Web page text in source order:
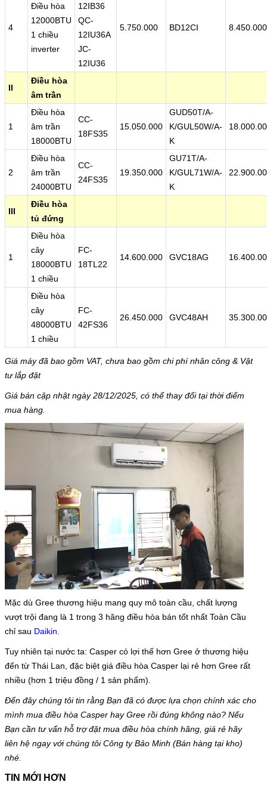
4
Điều hòa
12000BTU
1 chiều
inverter
12IB36
QC-
12IU36A
JC-
12IU36
5.750.000 BD12CI 8.450.000
II
Điều hòa
âm trần
1
Điều hòa
âm trần
18000BTU
CC-
18FS35
15.050.000
GUD50T/A-
K/GUL50W/A-
K
2
Điều hòa
âm trần
24000BTU
CC-
24FS35
19.350.000
GU71T/A-
K/GUL71W/A-
K
III
Điều hòa
tủ đứng
1
Điều hòa
cây
18000BTU
1 chiều
FC-
18TL22
14.600.000 GVC18AG
Điều hòa
cây
48000BTU
1 chiều
FC-
42FS36
26.450.000 GVC48AH
Giá máy đã bao gồm VAT, chưa bao gồm chi phí nhân công & Vật
tư lắp đặt
Giá bán cập nhật ngày 28/12/2025, có thể thay đổi tại thời điểm
mua hàng.
Mặc dù Gree thương hiệu mang quy mô toàn cầu, chất lượng
vượt trội đang là 1 trong 3 hãng điều hòa bán tốt nhất Toàn Cầu
chỉ sau Daikin
Tuy nhiên tại nước ta: Casper có lợi thế hơn Gree ở thương hiệu
đến từ Thái Lan, đặc biệt giá điều hòa Casper lại rẻ hơn Gree rất
nhiều (hơn 1 triệu đồng / 1 sản phẩm).
Đến đây chúng tôi tin rằng Bạn đã có được lựa chọn chính xác cho
mình mua điều hòa Casper hay Gree rồi đúng không nào? Nếu
Bạn cần tư vấn hỗ trợ đặt mua điều hòa chính hãng, giá rẻ hãy
liên hệ ngay với chúng tôi Công ty Bảo Minh (Bán hàng tại kho)
nhé.
TIN MỚI HƠN